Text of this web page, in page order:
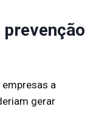
prevenção
a
gerar